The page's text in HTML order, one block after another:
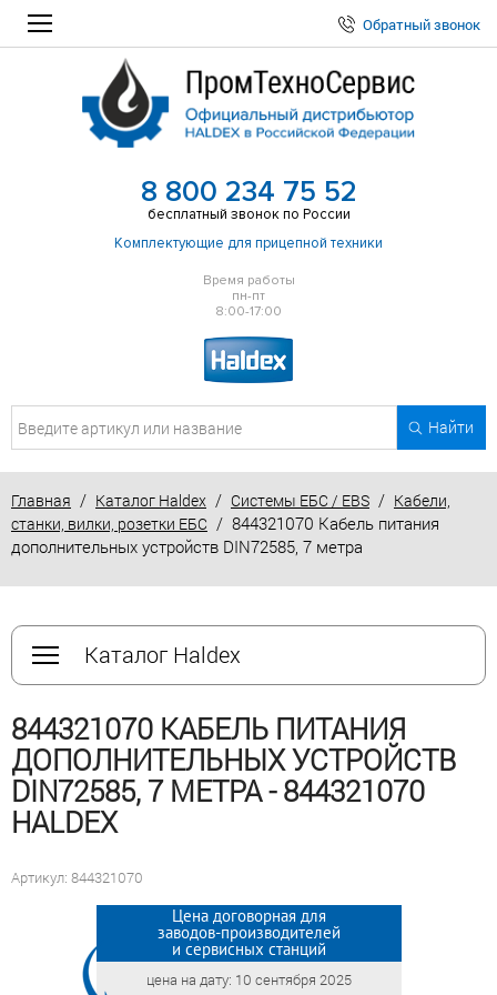
Обратный звонок
8 800 234 75 52
бесплатный звонок по России
Комплектующие для прицепной техники
Время работы
пн-пт
8:00-17:00
Найти
Главная / Каталог Haldex / Системы ЕБС / EBS / Кабели,
станки, вилки, розетки ЕБС / 844321070 Кабель питания
дополнительных устройств DIN72585, 7 метра
Каталог Haldex
844321070 КАБЕЛЬ ПИТАНИЯ
ДОПОЛНИТЕЛЬНЫХ УСТРОЙСТВ
DIN72585, 7 МЕТРА - 844321070
HALDEX
Артикул: 844321070
Цена договорная для
заводов-производителей
и сервисных станций
цена на дату: 10 сентября 2025
Цена договорная для
заводов-производителей
и сервисных станций
цена на дату: 10 сентября 2025